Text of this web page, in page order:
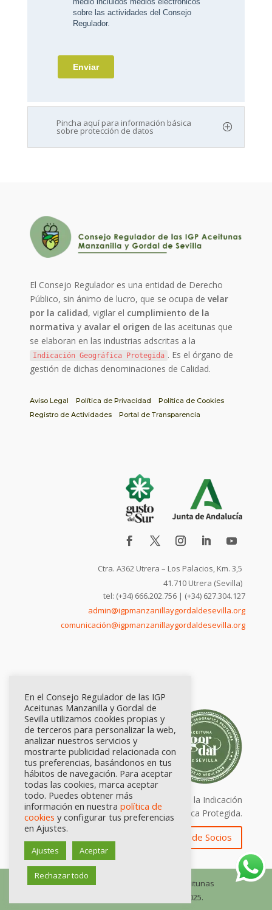
Pincha aquí para información básica
sobre protección de datos
El Consejo Regulador es una entidad de Derecho
Público, sin ánimo de lucro, que se ocupa develar
por la calidad, vigilar el cumplimiento de la
normativa y avalar el origen de las aceitunas que
se elaboran en las industrias adscritas a la
Indicación Geográfica Protegida . Es el órgano de
gestión de dichas denominaciones de Calidad.
Aviso Legal Política de Privacidad
Política de Cookies
Registro de Actividades
Portal de Transparencia
Ctra. A362 Utrera – Los Palacios, Km. 3,5
41.710 Utrera (Sevilla)
tel: (+34) 666.202.756 | (+34) 627.304.127
admin@igpmanzanillaygordaldesevilla.org
comunicación@igpmanzanillaygordaldesevilla.org
Calidad certificada por Origen. Sellos de la Indicación
Geográfica Protegida.
Zona de Socios
© Consejo Regulador de las IGP Aceitunas
Manzanilla y Gordal de Sevilla, 2025.
En el Consejo Regulador de las IGP
Aceitunas Manzanilla y Gordal de
Sevilla utilizamos cookies propias y
de terceros para personalizar la web,
analizar nuestros servicios y
mostrarte publicidad relacionada con
tus preferencias, basándonos en tus
hábitos de navegación. Para aceptar
todas las cookies, marca aceptar
todo. Puedes obtener más
información en nuestra política de
cookies y configurar tus preferencias
en Ajustes.
Ajustes Aceptar
Rechazar todo